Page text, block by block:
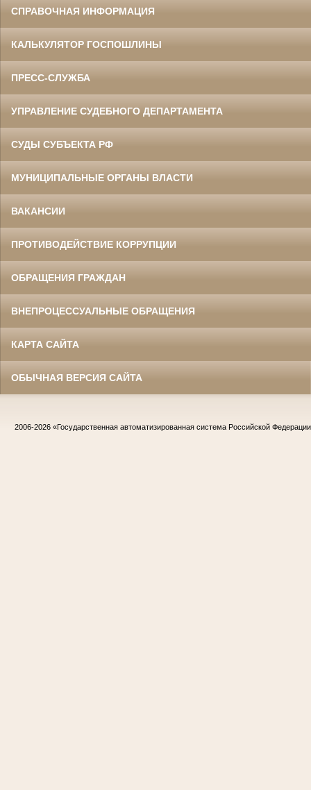
СПРАВОЧНАЯ ИНФОРМАЦИЯ
КАЛЬКУЛЯТОР ГОСПОШЛИНЫ
ПРЕСС-СЛУЖБА
УПРАВЛЕНИЕ СУДЕБНОГО ДЕПАРТАМЕНТА
СУДЫ СУБЪЕКТА РФ
МУНИЦИПАЛЬНЫЕ ОРГАНЫ ВЛАСТИ
ВАКАНСИИ
ПРОТИВОДЕЙСТВИЕ КОРРУПЦИИ
ОБРАЩЕНИЯ ГРАЖДАН
ВНЕПРОЦЕССУАЛЬНЫЕ ОБРАЩЕНИЯ
КАРТА САЙТА
ОБЫЧНАЯ ВЕРСИЯ САЙТА
2006-2026 «Государственная автоматизированная система Российской